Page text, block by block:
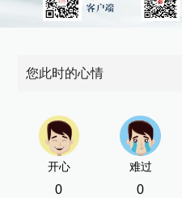
您此时的心情
开心
0
难过
0